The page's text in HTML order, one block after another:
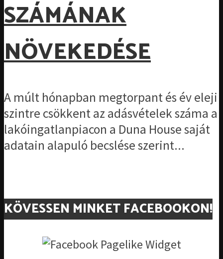
SZÁMÁNAK
NÖVEKEDÉSE
A múlt hónapban megtorpant és év eleji
szintre csökkent az adásvételek száma a
lakóingatlanpiacon a Duna House saját
adatain alapuló becslése szerint...
KÖVESSEN MINKET FACEBOOKON!